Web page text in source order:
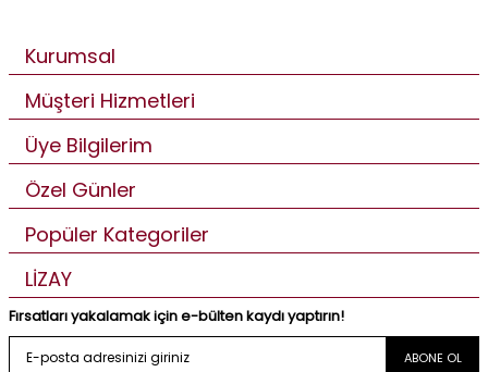
Kurumsal
Müşteri Hizmetleri
Üye Bilgilerim
Özel Günler
Popüler Kategoriler
LİZAY
Fırsatları yakalamak için e-bülten kaydı yaptırın!
ABONE OL